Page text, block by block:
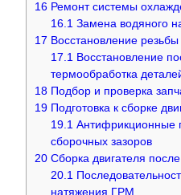
16 Ремонт системы
16.1 Замена водяного
17 Восстановление резьбы
17.1 Восстановление
термообработка
18 Подбор и проверка
19 Подготовка к сборке
19.1 Антифрикционные
сборочных зазоров
20 Сборка двигателя
20.1
натяжения ГРМ